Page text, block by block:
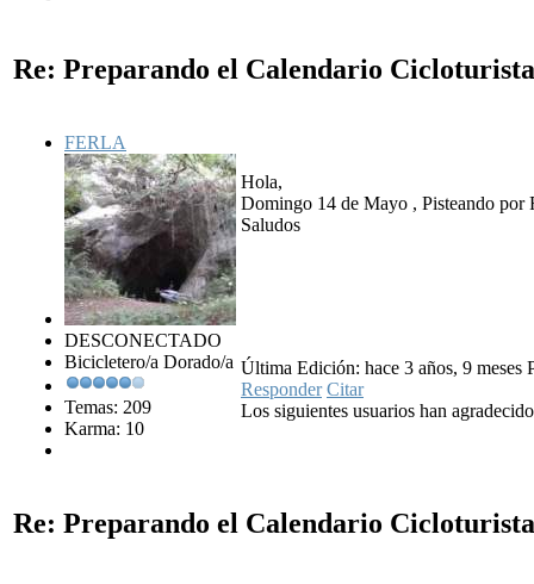
Re: Preparando el Calendario
FERLA
DESCONECTADO
Bicicletero/a Dorado/a
Temas: 209
Karma: 10
Hola,
Domingo 14 de Mayo , Pisteando por
Saludos
Última Edición: hace 3 años, 9 meses
Responder Citar
Los siguientes usuarios han
Re: Preparando el Calendario